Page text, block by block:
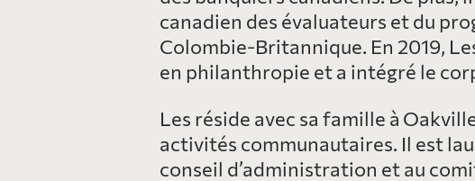
canadien des évaluateurs et du
Colombie-Britannique. En 2019,
en philanthropie et a intégré le
Les réside avec sa famille à
activités communautaires. Il est
conseil d’administration et au